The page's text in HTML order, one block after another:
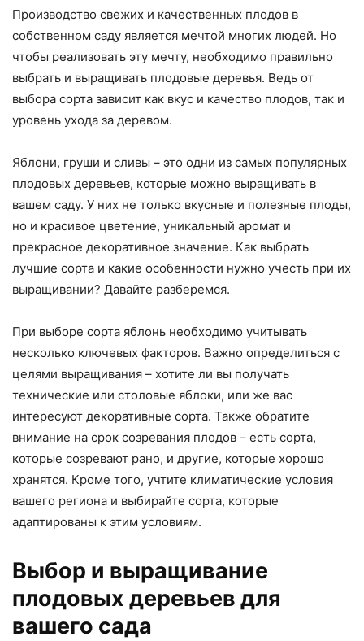
Производство свежих и качественных плодов в
собственном саду является мечтой многих людей. Но
чтобы реализовать эту мечту, необходимо правильно
выбрать и выращивать плодовые деревья. Ведь от
выбора сорта зависит как вкус и качество плодов, так и
уровень ухода за деревом.
Яблони, груши и сливы – это одни из самых популярных
плодовых деревьев, которые можно выращивать в
вашем саду. У них не только вкусные и полезные плоды,
но и красивое цветение, уникальный аромат и
прекрасное декоративное значение. Как выбрать
лучшие сорта и какие особенности нужно учесть при их
выращивании? Давайте разберемся.
При выборе сорта яблонь необходимо учитывать
несколько ключевых факторов. Важно определиться с
целями выращивания – хотите ли вы получать
технические или столовые яблоки, или же вас
интересуют декоративные сорта. Также обратите
внимание на срок созревания плодов – есть сорта,
которые созревают рано, и другие, которые хорошо
хранятся. Кроме того, учтите климатические условия
вашего региона и выбирайте сорта, которые
адаптированы к этим условиям.
Выбор и выращивание
плодовых деревьев для
вашего сада